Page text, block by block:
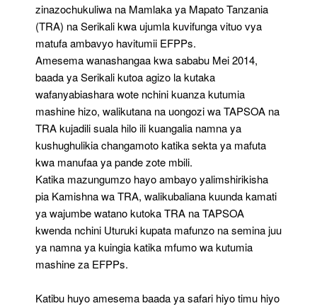
zinazochukuliwa na Mamlaka ya Mapato Tanzania
(TRA) na Serikali kwa ujumla kuvifunga vituo vya
matufa ambavyo havitumii EFPPs.
Amesema wanashangaa kwa sababu Mei 2014,
baada ya Serikali kutoa agizo la kutaka
wafanyabiashara wote nchini kuanza kutumia
mashine hizo, walikutana na uongozi wa TAPSOA na
TRA kujadili suala hilo ili kuangalia namna ya
kushughulikia changamoto katika sekta ya mafuta
kwa manufaa ya pande zote mbili.
Katika mazungumzo hayo ambayo yalimshirikisha
pia Kamishna wa TRA, walikubaliana kuunda kamati
ya wajumbe watano kutoka TRA na TAPSOA
kwenda nchini Uturuki kupata mafunzo na semina juu
ya namna ya kuingia katika mfumo wa kutumia
mashine za EFPPs.
Katibu huyo amesema baada ya safari hiyo timu hiyo